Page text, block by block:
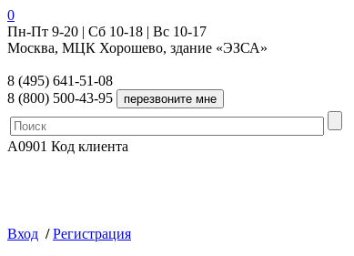
0
Пн-Пт 9-20 | Сб 10-18 | Вс 10-17
Москва, МЦК Хорошево, здание «ЭЗСА»
8 (495) 641-51-08
8 (800) 500-43-95
A0901 Код клиента
Вход / Регистрация